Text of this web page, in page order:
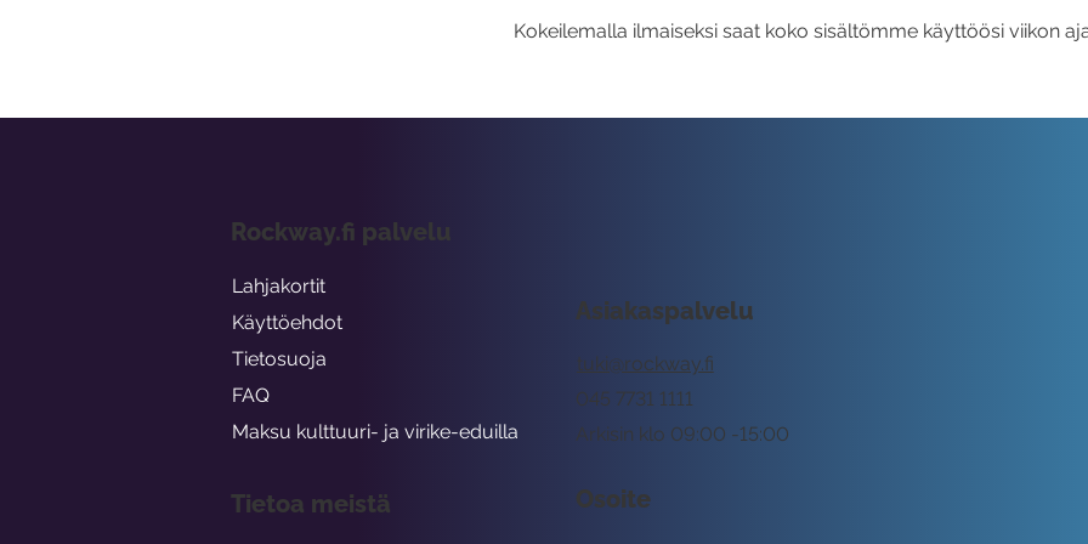
Kokeilemalla ilmaiseksi saat koko sisältömme käyttöösi viikon
Asiakaspalvelu
tuki@rockway.fi
Arkisin klo 09:00 -15:00
045 7731 1111
Osoite
Rockway.fi palvelu
Lahjakortit
Käyttöehdot
Tietosuoja
FAQ
Maksu kulttuuri- ja virike-eduilla
Tietoa meistä